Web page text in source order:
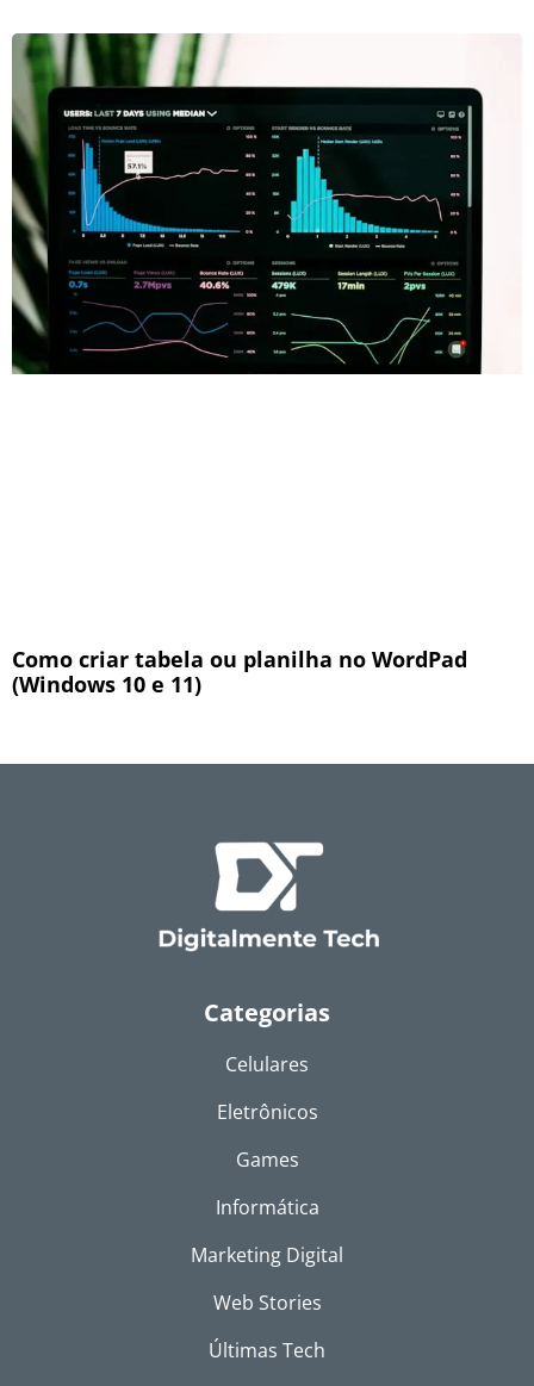
Como criar tabela ou planilha no WordPad
(Windows 10 e 11)
Categorias
Celulares
Eletrônicos
Games
Informática
Marketing Digital
Web Stories
Últimas Tech